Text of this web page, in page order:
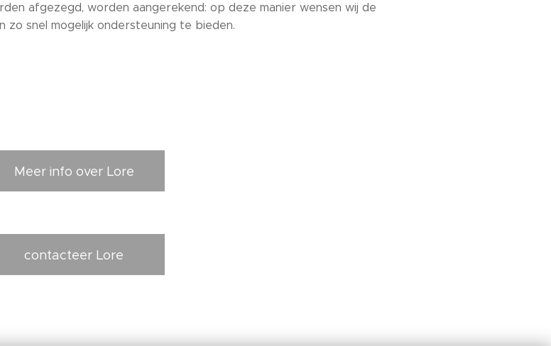
afgezegd, worden aangerekend: op deze manier wensen wij de
snel mogelijk ondersteuning te bieden.
Meer info over Lore
contacteer Lore